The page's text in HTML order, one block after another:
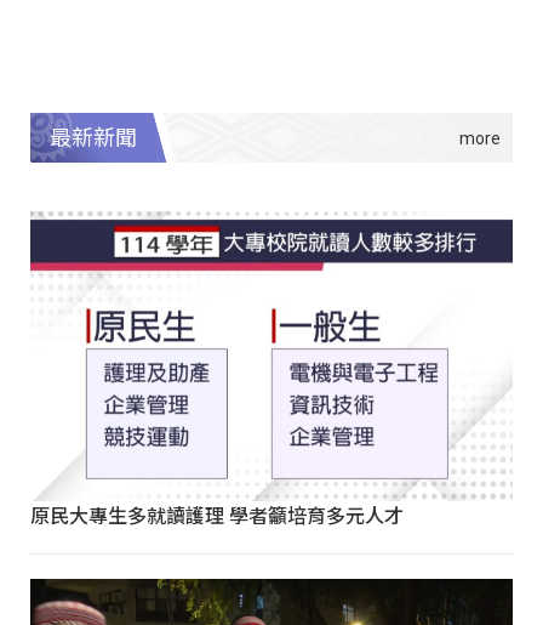
最新新聞
原民大專生多就讀護理 學者籲培育多元人才